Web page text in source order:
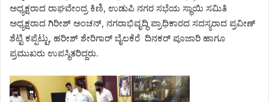
ಅಧ್ಯಕ್ಷರಾದ ರಾಘವೇಂದ್ರ ಕಿಣಿ, ಉಡುಪಿ ನಗರ ಸಭೆಯ ಸ್ಥಾಯಿ ಸಮಿತಿ
ಅಧ್ಯಕ್ಷರಾದ ಗಿರೀಶ್ ಅಂಚನ್, ನಗರಾಭಿವೃದ್ಧಿ ಪ್ರಾಧಿಕಾರದ ಸದಸ್ಯರಾದ ಪ್ರವೀಣ್
ಶೆಟ್ಟಿ ಕಪ್ಪೆಟ್ಟು, ಹರೀಶ್ ಶೇರಿಗಾರ್ ಬೈಲಕೆರೆ ದಿನಕರ್ ಪೂಜಾರಿ ಹಾಗೂ
ಪ್ರಮುಖರು ಉಪಸ್ಥಿತರಿದ್ದರು.